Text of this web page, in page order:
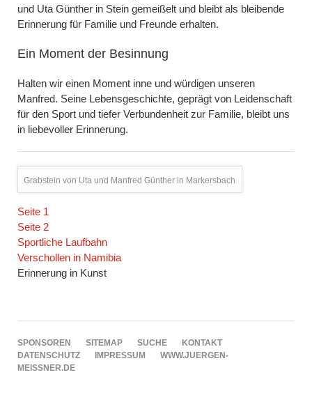
und Uta Günther in Stein gemeißelt und bleibt als bleibende
Erinnerung für Familie und Freunde erhalten.
Ein Moment der Besinnung
Halten wir einen Moment inne und würdigen unseren
Manfred. Seine Lebensgeschichte, geprägt von Leidenschaft
für den Sport und tiefer Verbundenheit zur Familie, bleibt uns
in liebevoller Erinnerung.
Grabstein von Uta und Manfred Günther in Markersbach
Navigation
überspringen
Seite 1
Seite 2
Sportliche Laufbahn
Verschollen in Namibia
Erinnerung in Kunst
NAVIGATION
ÜBERSPRINGEN
SPONSOREN SITEMAP SUCHE
KONTAKT
DATENSCHUTZ
IMPRESSUM
WWW.JUERGEN-
MEISSNER.DE